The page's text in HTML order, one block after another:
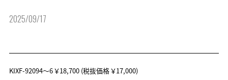
2025/09/17
KIXF-92094～6￥18,700(税抜価格 ￥17,000)